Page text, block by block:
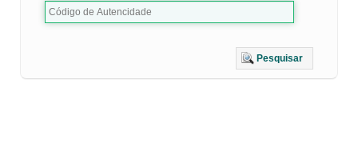
Pesquisar